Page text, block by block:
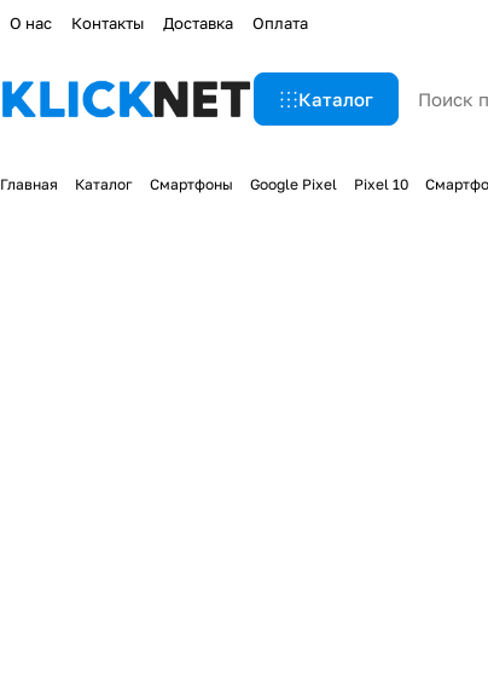
О нас Контакты Доставка Оплата
Каталог
Главная Каталог Смартфоны Google Pixel Pixel 10